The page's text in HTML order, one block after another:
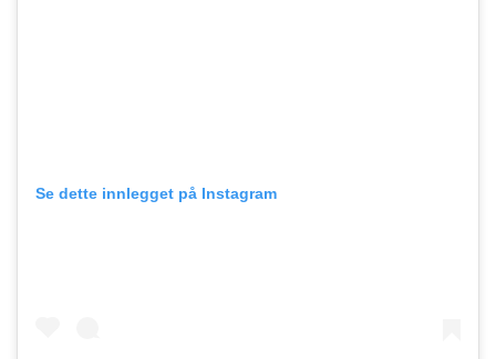
Se dette innlegget på Instagram